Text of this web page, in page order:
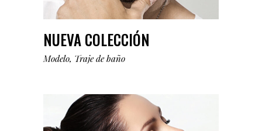
NUEVA COLECCIÓN
Modelo Traje de baño